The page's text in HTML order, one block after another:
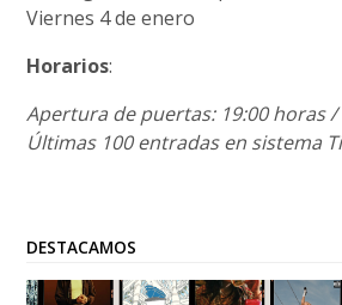
Viernes 4 de enero
Horarios:
Apertura de puertas: 19:00 horas
Últimas 100 entradas en sistema
DESTACAMOS